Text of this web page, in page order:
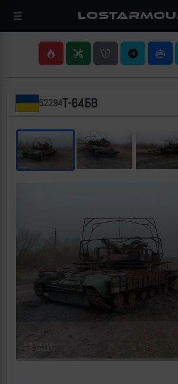
52294Т-64БВ